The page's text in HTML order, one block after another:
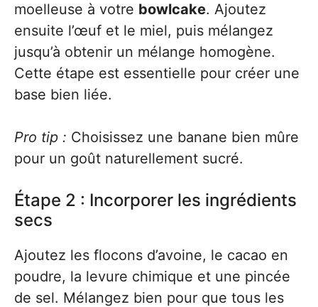
moelleuse à votre bowlcake. Ajoutez
ensuite l’œuf et le miel, puis mélangez
jusqu’à obtenir un mélange homogène.
Cette étape est essentielle pour créer une
base bien liée.
Pro tip : Choisissez une banane bien mûre
pour un goût naturellement sucré.
Étape 2 : Incorporer les ingrédients
secs
Ajoutez les flocons d’avoine, le cacao en
poudre, la levure chimique et une pincée
de sel. Mélangez bien pour que tous les